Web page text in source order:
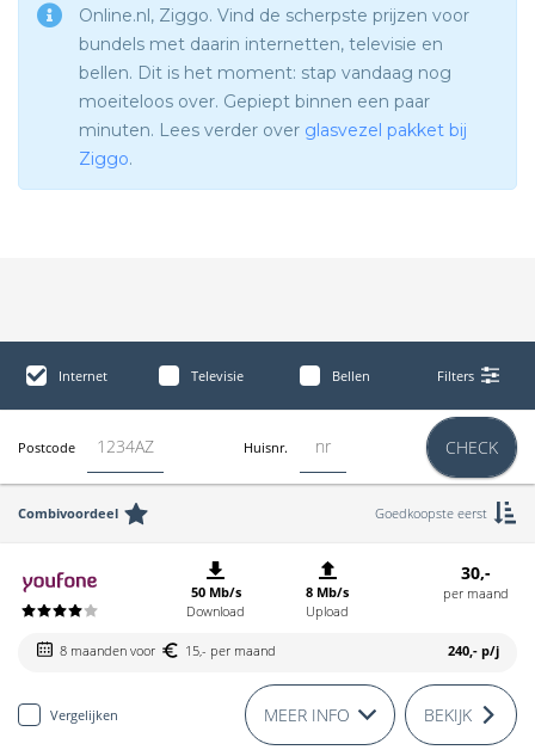
Online.nl, Ziggo. Vind de scherpste prijzen voor
bundels met daarin internetten, televisie en
bellen. Dit is het moment: stap vandaag nog
moeiteloos over. Gepiept binnen een paar
minuten. Lees verder over glasvezel pakket bij
Ziggo.
Internet Televisie Bellen Filters
Postcode Huisnr. CHECK
Combivoordeel Goedkoopste eerst
50 Mb/s
Download
8 Mb/s
Upload
30,-
per maand
8 maanden voor 15,- per maand 240,- p/j
Vergelijken MEER INFO BEKIJK